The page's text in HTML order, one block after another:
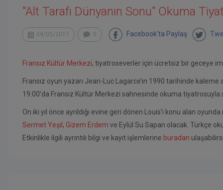
"Alt Tarafı Dünyanın Sonu" Okuma
09/05/2017 0 Facebook’ta Paylaş
Fransız Kültür Merkezi, tiyatroseverler için ücretsiz bir geceye
Fransız oyun yazarı Jean-Luc Lagarce’ın 1990 tarihinde
19:00’da Fransız Kültür Merkezi sahnesinde okuma tiyatrosuyla
On iki yıl önce ayrıldığı evine geri dönen Louis’i konu alan
Sermet Yeşil , Gizem Erdem ve Eylül Su Sapan olacak. Türkçe
Etkinlikle ilgili ayrıntılı bilgi ve kayıt işlemlerine buradan